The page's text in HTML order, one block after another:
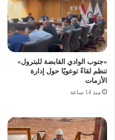
«جنوب الوادي القابضة للبترول»
تنظم لقاءً توعويًا حول إدارة
الأزمات
منذ 14 ساعة